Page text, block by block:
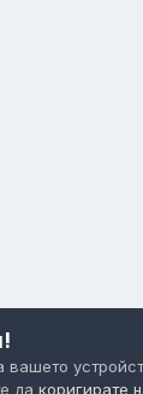
вашето
да коригирате